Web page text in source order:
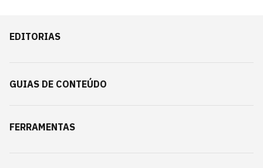
EDITORIAS
GUIAS DE CONTEÚDO
FERRAMENTAS